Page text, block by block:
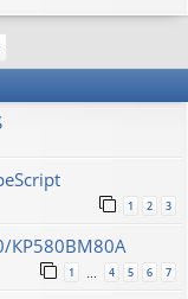
i
i
t
1 2 3
КР580ВМ80А
1 … 4 5 6 7